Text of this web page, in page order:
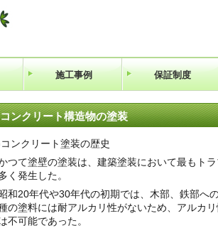
施工事例 保証制度
ンクリート構造物の塗装
ンクリート塗装の歴史
つて塗壁の塗装は、建築塗装において最もト
く発生した。
和20年代や30年代の初期では、木部、鉄部へ
の塗料には耐アルカリ性がないため、アルカ
不可能であった。